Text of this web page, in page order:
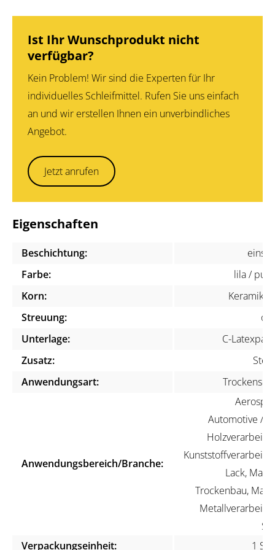
Ist Ihr Wunschprodukt nicht
verfügbar?
Kein Problem! Wir sind die Experten für Ihr
individuelles Schleifmittel. Rufen Sie uns einfach
an und wir erstellen Ihnen ein unverbindliches
Angebot.
Jetzt anrufen
Eigenschaften
Beschichtung:
Farbe:
lila /
Korn:
Streuung:
Unterlage:
C-
Zusatz:
Anwendungsart:
Anwendungsbereich/Branche:
Automotive /
Lack,
Trockenbau,
Verpackungseinheit:
1